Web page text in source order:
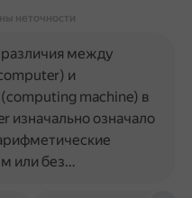
неточности
между
и
machine) в
изначально означало
или без…